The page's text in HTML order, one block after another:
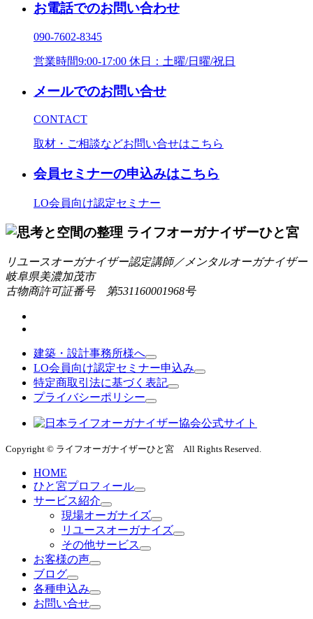
お電話でのお問い合わせ
090-7602-8345
営業時間9:00-17:00 休日：土曜/日曜/祝日
メールでのお問い合せ
CONTACT
取材・ご相談などお問い合せはこちら
会員セミナーの申込みはこちら
LO会員向け認定セミナー
リユースオーガナイザー認定講師／メンタルオーガナイザー
岐阜県美濃加茂市
古物商許可証番号 第531160001968号
建築・設計事務所様へ
LO会員向け認定セミナー申込み
特定商取引法に基づく表記
プライバシーポリシー
Copyright © ライフオーガナイザーひと宮 All Rights Reserved.
HOME
ひと宮プロフィール
サービス紹介
現場オーガナイズ
リユースオーガナイズ
その他サービス
お客様の声
ブログ
各種申込み
お問い合せ